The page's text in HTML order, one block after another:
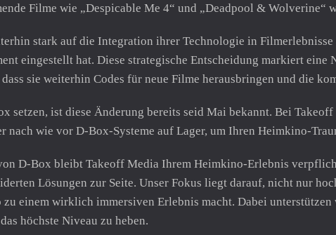
Filme wie „Despicable Me 4“ und „Deadpool & Wolverine“
stark auf die Integration ihrer Technologie in
eingestellt hat. Diese strategische Entscheidung markiert eine
sie weiterhin Codes für neue Filme herausbringen und die
setzen, ist diese Änderung bereits seid Mai bekannt. Bei
nach wie vor D-Box-Systeme auf Lager, um Ihren Heimkino-
D-Box bleibt Takeoff Media Ihrem Heimkino-Erlebnis
Lösungen zur Seite. Unser Fokus liegt darauf, nicht nur
einem wirklich immersiven Erlebnis macht. Dabei
höchste Niveau zu heben.